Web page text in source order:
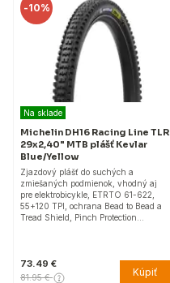
-10%
Na sklade
Michelin DH16 Racing Line TLR
29x2,40" MTB plášť Kevlar
Blue/Yellow
Zjazdový plášť do suchých a
zmiešaných podmienok, vhodný aj
pre elektrobicykle, ETRTO 61-622,
55+120 TPI, ochrana Bead to Bead a
Tread Shield, Pinch Protection…
73.49 €
81.95 € Kúpiť